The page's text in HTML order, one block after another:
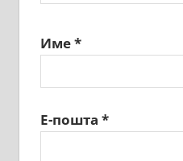
Име*
Е-пошта *